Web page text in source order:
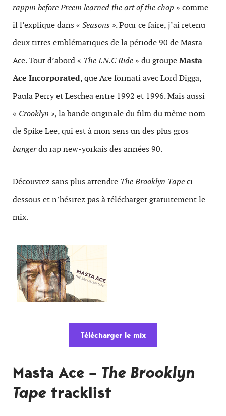
rappin before Preem learned the art of the chop » comme
il l’explique dans « Seasons ». Pour ce faire, j’ai retenu
deux titres emblématiques de la période 90 de Masta
Ace. Tout d’abord « The I.N.C Ride » du groupeMasta
Ace Incorporated, que Ace formati avec Lord Digga,
Paula Perry et Leschea entre 1992 et 1996. Mais aussi
« Crooklyn », la bande originale du film du même nom
de Spike Lee, qui est à mon sens un des plus gros
bangerdu rap new-yorkais des années 90.
Découvrez sans plus attendre The Brooklyn Tapeci-
dessous et n’hésitez pas à télécharger gratuitement le
mix.
Télécharger le mix
Masta Ace – The Brooklyn
Tape tracklist